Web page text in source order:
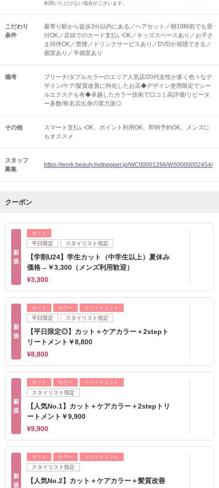
利用いただけない場合がございます。
こだわり
条件
最寄り駅から徒歩3分以内にある／ヘアセット／朝10時前でも受
付OK／店頭でのカード支払いOK／キッズスペースあり／お子さ
ま同伴OK／禁煙／ドリンクサービスあり／DVDが視聴できる／
個室あり／半個室あり
備考
ブリーチ/ダブルカラーのエリア人気店/20代女性が多く色々なデ
ザイン/ケア/髪質改善に特化したお店◆デザイン使用限定でシー
ルエクステも有◆卓越したカラー技術で口コミ高評価/リピータ
ー多数/有名店出身の実力派◎
その他 スマート支払いOK ポイント利用OK 即時予約OK
メンズに
もオススメ
スタッフ
募集
https://work.beauty.hotpepper.jp/WC00001266/WS0000002454/
クーポン
新
規
カット
平日限定 スタイリスト指定
【学割U24】学生カット（中学生以上）夏休み
価格→￥3,300（メンズ利用歓迎）
¥3,300
新
規
カット カラー トリートメント
平日限定 スタイリスト指定
【平日限定◎】カット＋ケアカラー＋2stepト
リートメント￥8,800
¥8,800
新
規
カット カラー トリートメント
スタイリスト指定
【人気No.1】カット＋ケアカラー＋2stepトリ
ートメント￥9,900
¥9,900
新
規
カット カラー トリートメント
スタイリスト指定
【人気No.2】カット＋ケアカラー＋髪質改善